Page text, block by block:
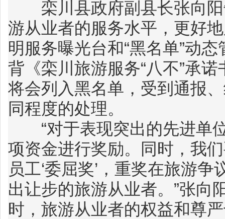
栾川县政府副县长张向阳
游从业者的服务水平，更好
明服务曝光台和“黑名单”动
背《栾川旅游服务“八不”承
将会列入黑名单，受到通报
同程度的处理。
“对于表现突出的先进单
项资金进行奖励。同时，我
员工‘委屈奖’，重奖在旅游
出让步的旅游从业者。”张向
时，旅游从业者的权益和尊